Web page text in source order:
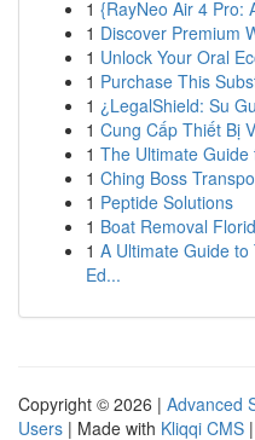
1 {RayNeo Air 4 Pro:
1 Discover Premium
1 Unlock Your Oral
1 Purchase This
1 ¿LegalShield: Su
1 Cung Cấp Thiết Bị
1 The Ultimate
1 Ching Boss
1 Peptide Solutions
1 Boat Removal
1 A Ultimate Guide
Ed...
Copyright © 2026 | Advanced
Users | Made with Kliqqi CMS |